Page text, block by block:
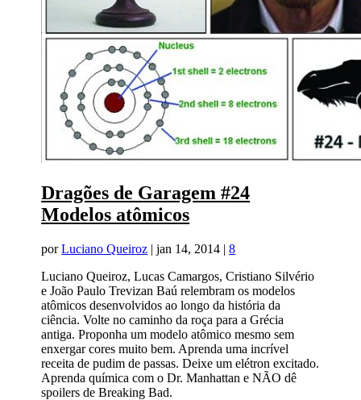
Dragões de Garagem #24
Modelos atômicos
porLuciano Queiroz |jan 14, 2014 |8
Luciano Queiroz, Lucas Camargos, Cristiano Silvério
e João Paulo Trevizan Baú relembram os modelos
atômicos desenvolvidos ao longo da história da
ciência. Volte no caminho da roça para a Grécia
antiga. Proponha um modelo atômico mesmo sem
enxergar cores muito bem. Aprenda uma incrível
receita de pudim de passas. Deixe um elétron excitado.
Aprenda química com o Dr. Manhattan e NÃO dê
spoilers de Breaking Bad.